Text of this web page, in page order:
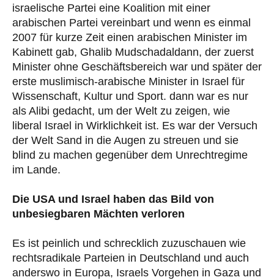
israelische Partei eine Koalition mit einer
arabischen Partei vereinbart und wenn es einmal
2007 für kurze Zeit einen arabischen Minister im
Kabinett gab, Ghalib Mudschadaldann, der zuerst
Minister ohne Geschäftsbereich war und später der
erste muslimisch-arabische Minister in Israel für
Wissenschaft, Kultur und Sport. dann war es nur
als Alibi gedacht, um der Welt zu zeigen, wie
liberal Israel in Wirklichkeit ist. Es war der Versuch
der Welt Sand in die Augen zu streuen und sie
blind zu machen gegenüber dem Unrechtregime
im Lande.
Die USA und Israel haben das Bild von
unbesiegbaren Mächten verloren
Es ist peinlich und schrecklich zuzuschauen wie
rechtsradikale Parteien in Deutschland und auch
anderswo in Europa, Israels Vorgehen in Gaza und